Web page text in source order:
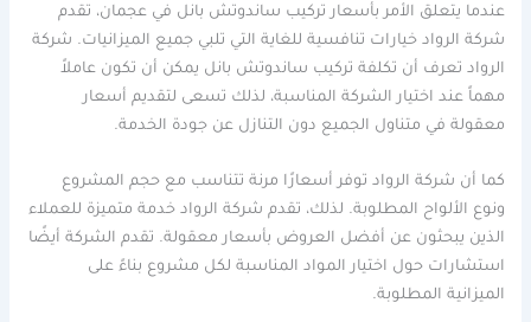
عندما يتعلق الأمر بأسعار تركيب ساندوتش بانل في عجمان، تقدم
شركة الرواد خيارات تنافسية للغاية التي تلبي جميع الميزانيات. شركة
الرواد تعرف أن تكلفة تركيب ساندوتش بانل يمكن أن تكون عاملاً
مهماً عند اختيار الشركة المناسبة، لذلك تسعى لتقديم أسعار
معقولة في متناول الجميع دون التنازل عن جودة الخدمة.
كما أن شركة الرواد توفر أسعارًا مرنة تتناسب مع حجم المشروع
ونوع الألواح المطلوبة. لذلك، تقدم شركة الرواد خدمة متميزة للعملاء
الذين يبحثون عن أفضل العروض بأسعار معقولة. تقدم الشركة أيضًا
استشارات حول اختيار المواد المناسبة لكل مشروع بناءً على
الميزانية المطلوبة.